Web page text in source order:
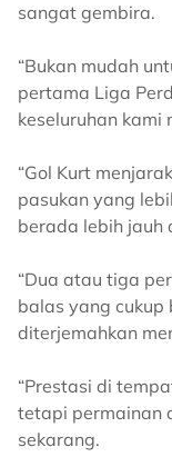
sangat gembira.
“Bukan mudah
pertama Liga
keseluruhan kami
“Gol Kurt
pasukan yang
berada lebih jauh
“Dua atau tiga
balas yang cukup
diterjemahkan
“Prestasi di
tetapi permainan
sekarang.